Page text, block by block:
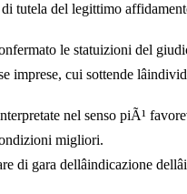
del legittimo
le statuizioni del
imprese, cui sottende
nel senso piÃ¹
migliori.
di gara dellâindicazione